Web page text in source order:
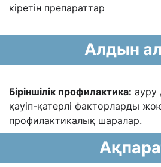
кіретін препараттар
Алдын
Біріншілік профилактика: ауру
қауіп-қатерлі факторларды
профилактикалық шаралар.